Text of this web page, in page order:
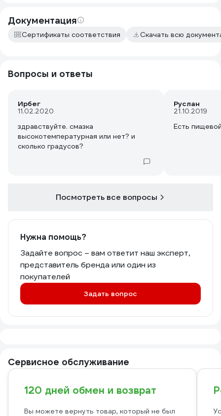
Документация
Сертификаты соответствия Скачать всю
Вопросы и ответы
Ирбег
11.02.2020
здравствуйте. смазка
высокотемпературная или нет? и
сколько градусов?
Руслан
21.10.2019
Есть
Посмотреть все вопросы
Нужна помощь?
Задайте вопрос – вам ответит наш эксперт,
представитель бренда или один из
покупателей
Задать вопрос
Сервисное обслуживание
120 дней обмен и возврат
Вы можете вернуть товар, который не был